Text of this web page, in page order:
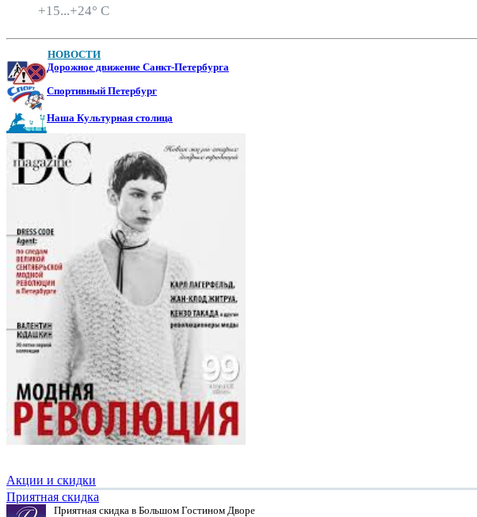
+15...+24° C
НОВОСТИ
Дорожное движение Санкт-Петербурга
Спортивный Петербург
Наша Культурная столица
Акции и скидки
Приятная скидка
Приятная скидка в Большом Гостином Дворе